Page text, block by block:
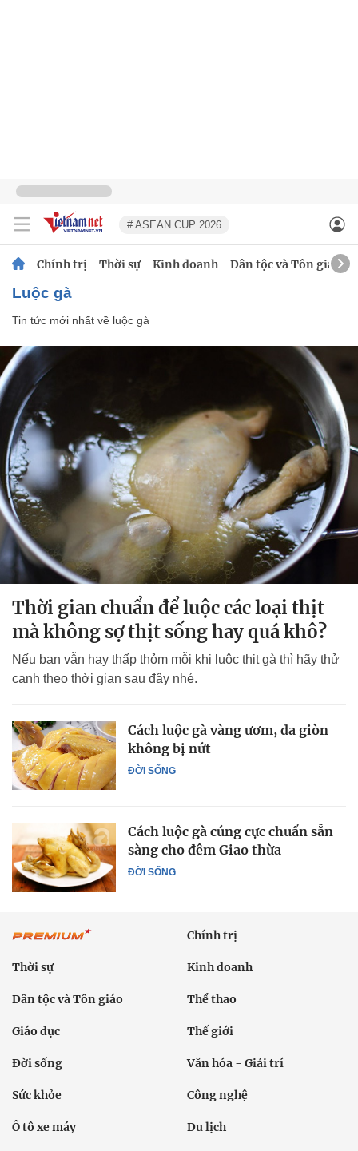
# ASEAN CUP 2026
Chính trị Thời sự Kinh doanh Dân tộc và Tôn giáo
luộc gà
Tin tức mới nhất về luộc gà
Thời gian chuẩn để luộc các loại thịt
mà không sợ thịt sống hay quá khô?
Nếu bạn vẫn hay thấp thỏm mỗi khi luộc thịt gà thì hãy thử
canh theo thời gian sau đây nhé.
ĐỜI SỐNG
Cách luộc gà vàng ươm, da giòn
không bị nứt
ĐỜI SỐNG
Cách luộc gà cúng cực chuẩn sẵn
sàng cho đêm Giao thừa
Chính trị
Thời sự Kinh doanh
Dân tộc và Tôn giáo Thể thao
Giáo dục Thế giới
Đời sống Văn hóa - Giải trí
Sức khỏe Công nghệ
Ô tô xe máy Du lịch